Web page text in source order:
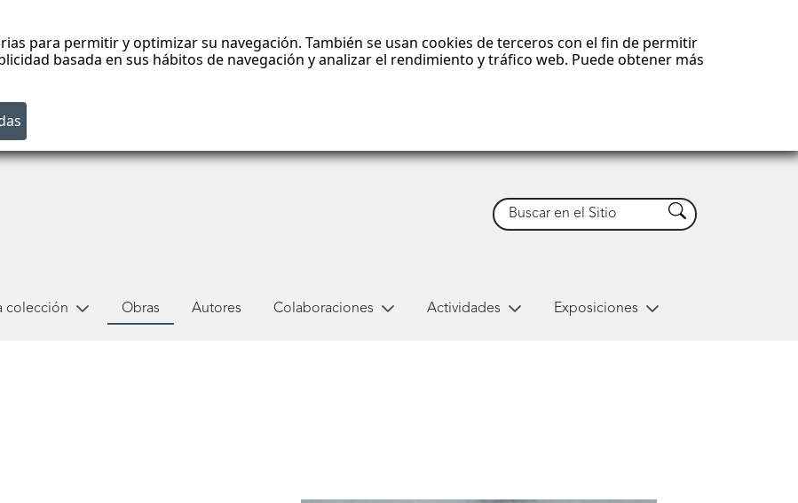
para permitir y optimizar su navegación. También se usan cookies de terceros con el fin de permitir
basada en sus hábitos de navegación y analizar el rendimiento y tráfico web. Puede obtener más
Buscar Buscar
colección Obras Autores Colaboraciones Actividades Exposiciones